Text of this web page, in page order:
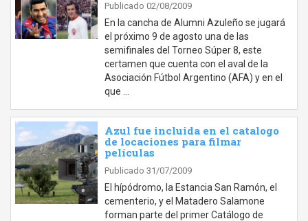
Publicado 02/08/2009
En la cancha de Alumni Azuleño se jugará
el próximo 9 de agosto una de las
semifinales del Torneo Súper 8, este
certamen que cuenta con el aval de la
Asociación Fútbol Argentino (AFA) y en el
que …
Azul fue incluida en el catalogo
de locaciones para filmar
películas
Publicado 31/07/2009
El hípódromo, la Estancia San Ramón, el
cementerio, y el Matadero Salamone
forman parte del primer Catálogo de